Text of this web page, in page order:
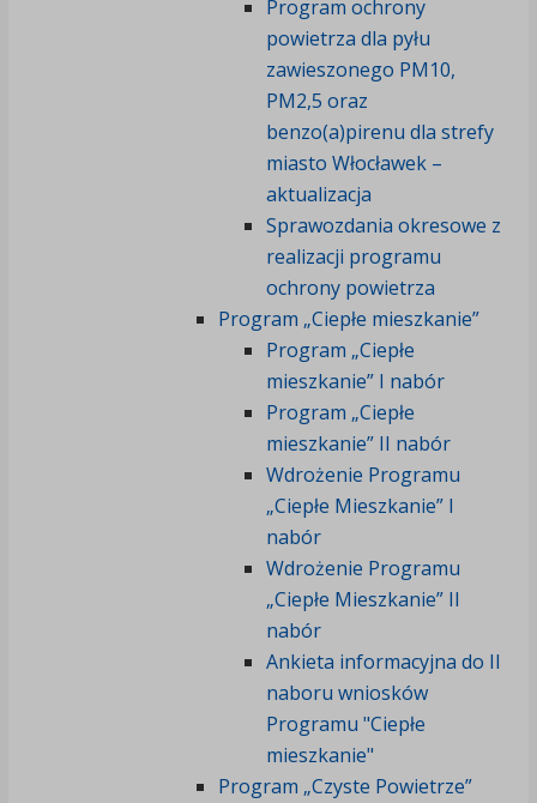
Program ochrony
powietrza dla pyłu
zawieszonego PM10,
PM2,5 oraz
benzo(a)pirenu dla strefy
miasto Włocławek –
aktualizacja
Sprawozdania okresowe z
realizacji programu
ochrony powietrza
Program „Ciepłe mieszkanie”
Program „Ciepłe
mieszkanie” I nabór
Program „Ciepłe
mieszkanie” II nabór
Wdrożenie Programu
„Ciepłe Mieszkanie” I
nabór
Wdrożenie Programu
„Ciepłe Mieszkanie” II
nabór
Ankieta informacyjna do II
naboru wniosków
Programu "Ciepłe
mieszkanie"
Program „Czyste Powietrze”